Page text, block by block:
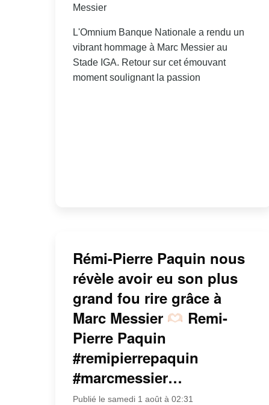
Messier
L'Omnium Banque Nationale a rendu un
vibrant hommage à Marc Messier au
Stade IGA. Retour sur cet émouvant
moment soulignant la passion
Rémi-Pierre Paquin nous
révèle avoir eu son plus
grand fou rire grâce à
Marc Messier
Remi-
Pierre Paquin
#remipierrepaquin
#marcmessier…
Publié le samedi 1 août à 02:31